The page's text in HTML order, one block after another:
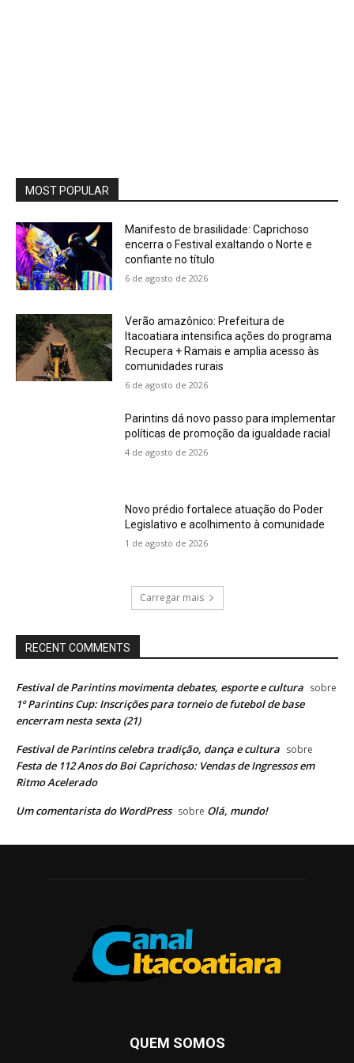
MOST POPULAR
Manifesto de brasilidade: Caprichoso
encerra o Festival exaltando o Norte e
confiante no título
6 de agosto de 2026
Verão amazônico: Prefeitura de
Itacoatiara intensifica ações do programa
Recupera + Ramais e amplia acesso às
comunidades rurais
6 de agosto de 2026
Parintins dá novo passo para implementar
políticas de promoção da igualdade racial
4 de agosto de 2026
Novo prédio fortalece atuação do Poder
Legislativo e acolhimento à comunidade
1 de agosto de 2026
Carregar mais
RECENT COMMENTS
Festival de Parintins movimenta debates, esporte e cultura sobre
1º Parintins Cup: Inscrições para torneio de futebol de base
encerram nesta sexta (21)
Festival de Parintins celebra tradição, dança e cultura sobre
Festa de 112 Anos do Boi Caprichoso: Vendas de Ingressos em
Ritmo Acelerado
Um comentarista do WordPress sobre Olá, mundo!
QUEM SOMOS